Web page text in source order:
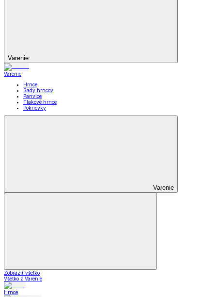
Varenie
Varenie
Hrnce
Sady hrncov
Panvice
Tlakové hrnce
Pokrievky
Varenie
Zobraziť všetko
Všetko z Varenie
Hrnce